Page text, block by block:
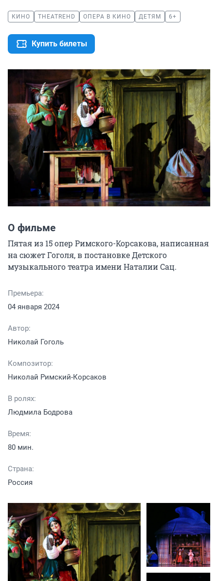
КИНО THEATREHD ОПЕРА В КИНО ДЕТЯМ 6+
Купить билеты
О фильме
Пятая из 15 опер Римского-Корсакова, написанная
на сюжет Гоголя, в постановке Детского
музыкального театра имени Наталии Сац.
Премьера:
04 января 2024
Автор:
Николай Гоголь
Композитор:
Николай Римский-Корсаков
В ролях:
Людмила Бодрова
Время:
80 мин.
Страна:
Россия